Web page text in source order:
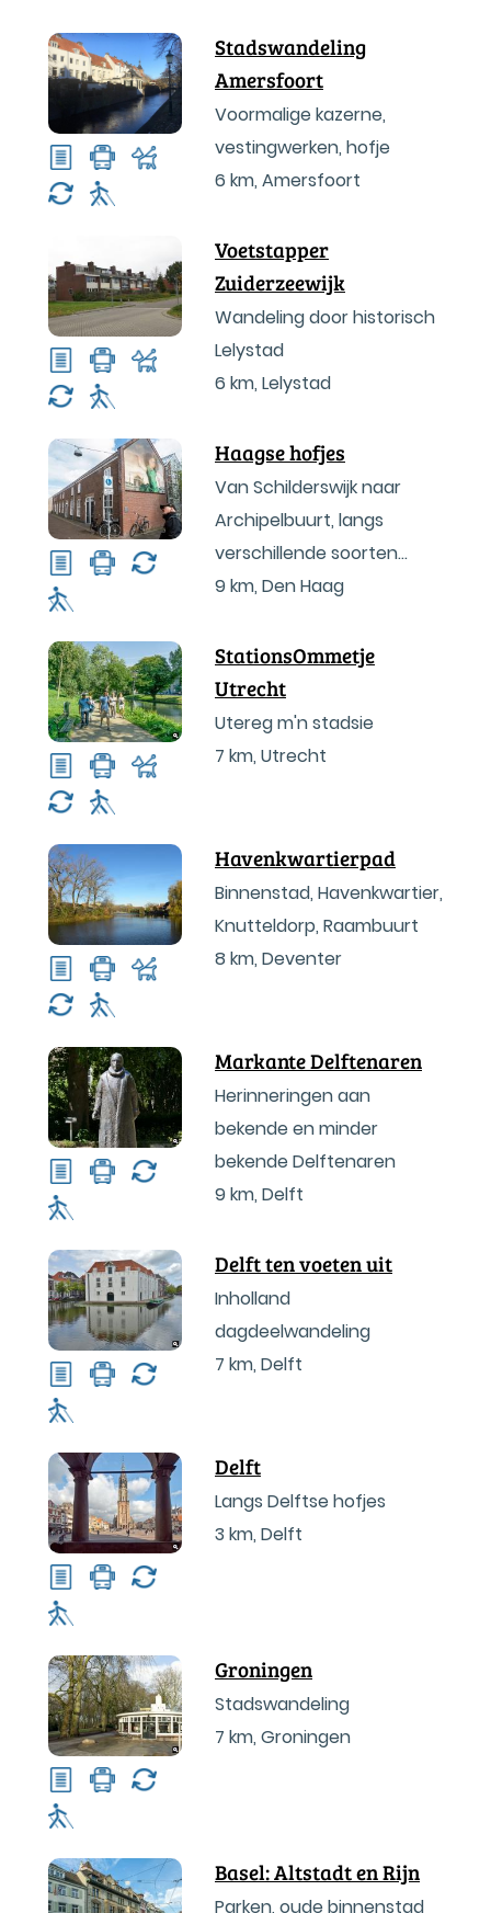
Stadswandeling
Amersfoort
Voormalige kazerne,
vestingwerken, hofje
6 km, Amersfoort
Voetstapper
Zuiderzeewijk
Wandeling door historisch
Lelystad
6 km, Lelystad
Haagse hofjes
Van Schilderswijk naar
Archipelbuurt, langs
verschillende soorten
hofjes
9 km, Den Haag
StationsOmmetje
Utrecht
Utereg m'n stadsie
7 km, Utrecht
Havenkwartierpad
Binnenstad, Havenkwartier,
Knutteldorp, Raambuurt
8 km, Deventer
Markante Delftenaren
Herinneringen aan
bekende en minder
bekende Delftenaren
9 km, Delft
Delft ten voeten uit
Inholland
dagdeelwandeling
7 km, Delft
Delft
Langs Delftse hofjes
3 km, Delft
Groningen
Stadswandeling
7 km, Groningen
Basel: Altstadt en Rijn
Parken, oude binnenstad